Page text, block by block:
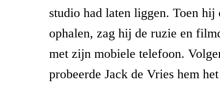
studio had laten liggen. Toen hij
ophalen, zag hij de ruzie en
met zijn mobiele telefoon.
probeerde Jack de Vries hem